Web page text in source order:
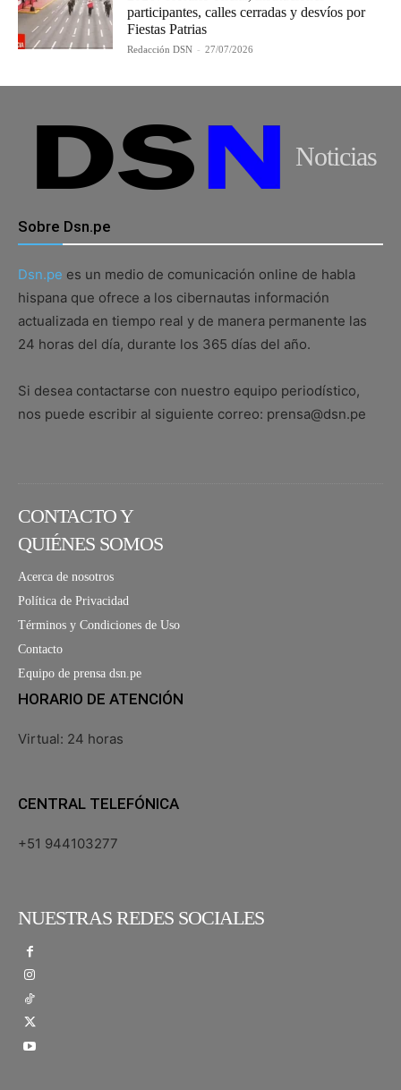
participantes, calles cerradas y desvíos por
Fiestas Patrias
Redacción DSN - 27/07/2026
Noticias
Sobre Dsn.pe
Dsn.pe es un medio de comunicación online de habla
hispana que ofrece a los cibernautas información
actualizada en tiempo real y de manera permanente las
24 horas del día, durante los 365 días del año.
Si desea contactarse con nuestro equipo periodístico,
nos puede escribir al siguiente correo: prensa@dsn.pe
CONTACTO Y
QUIÉNES SOMOS
Acerca de nosotros
Política de Privacidad
Términos y Condiciones de Uso
Contacto
Equipo de prensa dsn.pe
HORARIO DE ATENCIÓN
Virtual: 24 horas
CENTRAL TELEFÓNICA
+51 944103277
NUESTRAS REDES SOCIALES